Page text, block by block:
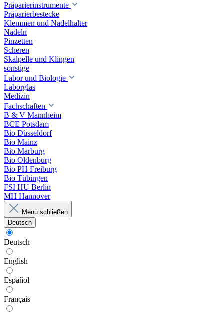
Präparierinstrumente
Präparierbestecke
Klemmen und Nadelhalter
Nadeln
Pinzetten
Scheren
Skalpelle und Klingen
sonstige
Labor und Biologie
Laborglas
Medizin
Fachschaften
B & V Mannheim
BCE Potsdam
Bio Düsseldorf
Bio Mainz
Bio Marburg
Bio Oldenburg
Bio PH Freiburg
Bio Tübingen
FSI HU Berlin
MH Hannover
Menü schließen
Deutsch
Deutsch
English
Español
Français